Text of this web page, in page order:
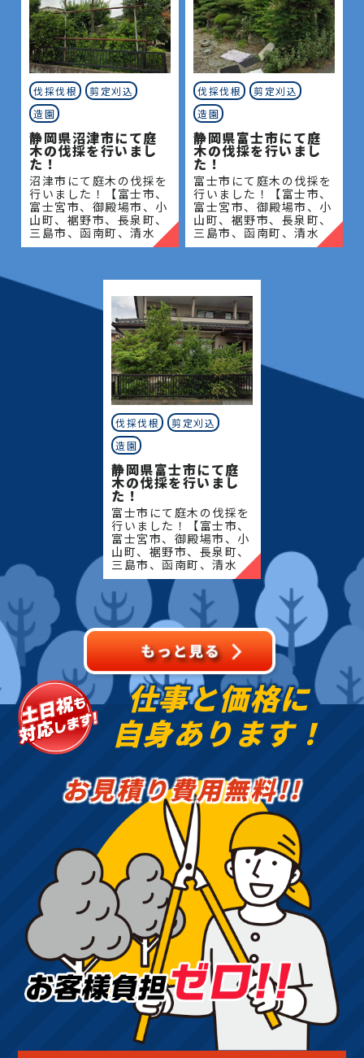
伐採伐根
剪定刈込
造園
静岡県沼津市にて庭
木の伐採を行いまし
た！
沼津市にて庭木の伐採を
行いました！【富士市、
富士宮市、御殿場市、小
山町、裾野市、長泉町、
三島市、函南町、清水
町、沼津市、熱海市、伊
町、河津町、松崎町、下
田市、
伐採伐根
剪定刈込
造園
静岡県富士市にて庭
木の伐採を行いまし
た！
富士市にて庭木の伐採を
行いました！【富士市、
富士宮市、御殿場市、小
山町、裾野市、長泉町、
三島市、函南町、清水
町、沼津市、熱海市、伊
町、河津町、松崎町、下
田市、
伐採伐根
剪定刈込
造園
静岡県富士市にて庭
木の伐採を行いまし
た！
富士市にて庭木の伐採を
行いました！【富士市、
富士宮市、御殿場市、小
山町、裾野市、長泉町、
三島市、函南町、清水
町、沼津市、熱海市、伊
豆の国市、伊豆市、伊東
市、東伊豆町、西伊豆
町、河津町、松崎町、下
田市、
仕事と価格に
自身あります！
お見積り費用無料!!